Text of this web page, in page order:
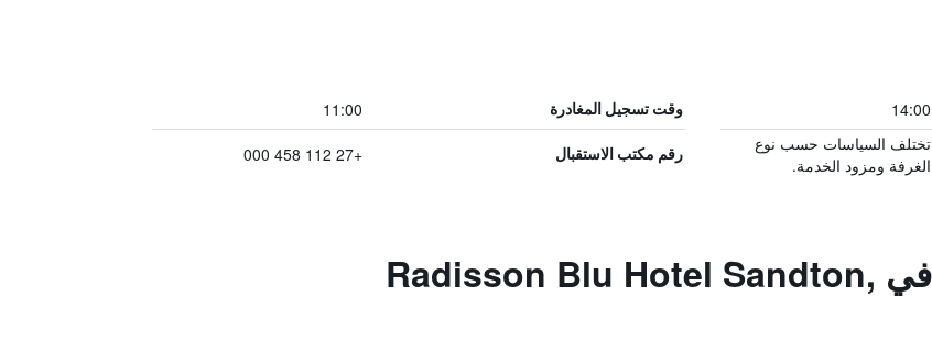
14:00 وقت تسجيل المغادرة 11:00
تختلف السياسات حسب نوع
الغرفة ومزود الخدمة.
رقم مكتب الاستقبال +27 112 458 000
المزايا ووسائل الراحة في Radisson Blu Hotel Sandton,